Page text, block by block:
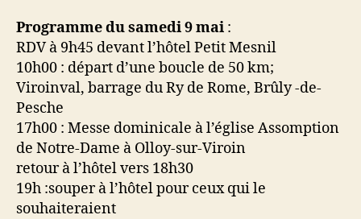
Programme du samedi 9 mai :
RDV à 9h45 devant l’hôtel Petit Mesnil
10h00 : départ d’une boucle de 50 km;
Viroinval, barrage du Ry de Rome, Brûly -de-
Pesche
17h00 : Messe dominicale à l’église Assomption
de Notre-Dame à Olloy-sur-Viroin
retour à l’hôtel vers 18h30
19h :souper à l’hôtel pour ceux qui le
souhaiteraient